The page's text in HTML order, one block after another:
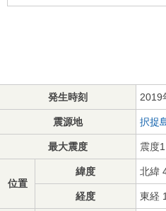
発生時刻 2019
震源地 択捉
最大震度 震度1
位置
緯度 北緯
経度 東経